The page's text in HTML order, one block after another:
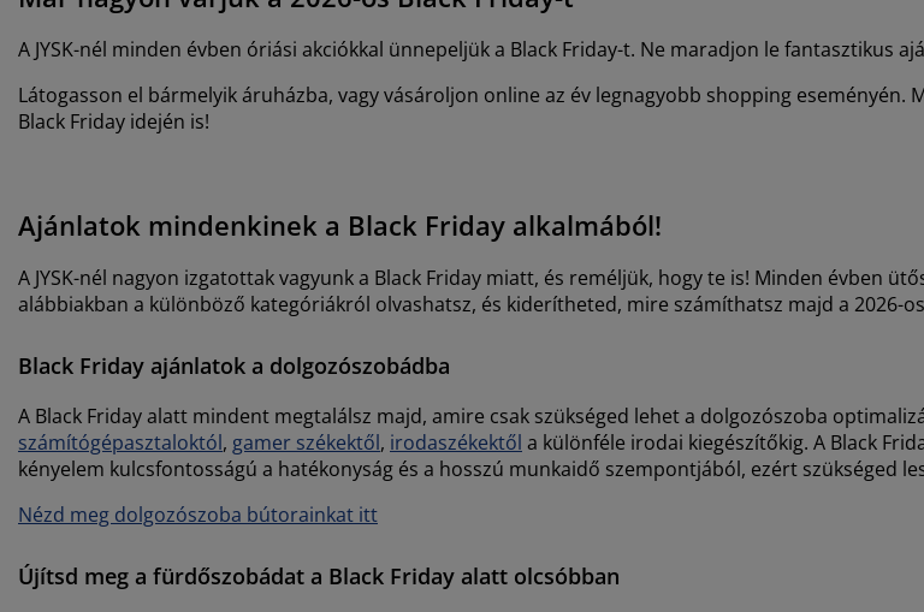
A JYSK-nél minden évben óriási akciókkal ünnepeljük a Black Friday-t. Ne maradjon le fantasztikus
Látogasson el bármelyik áruházba, vagy vásároljon online az év legnagyobb shopping
Black Friday idején is!
Ajánlatok mindenkinek a Black Friday alkalmából!
A JYSK-nél nagyon izgatottak vagyunk a Black Friday miatt, és reméljük, hogy te is! Minden évben
alábbiakban a különböző kategóriákról olvashatsz, és kiderítheted, mire számíthatsz majd a 2026-
Black Friday ajánlatok a dolgozószobádba
A Black Friday alatt mindent megtalálsz majd, amire csak szükséged lehet a dolgozószoba
számítógépasztaloktól, gamer székektől, irodaszékektől a különféle irodai kiegészítőkig. A Black
kényelem kulcsfontosságú a hatékonyság és a hosszú munkaidő szempontjából, ezért szükséged
Nézd meg dolgozószoba bútorainkat itt
Újítsd meg a fürdőszobádat a Black Friday alatt olcsóbban